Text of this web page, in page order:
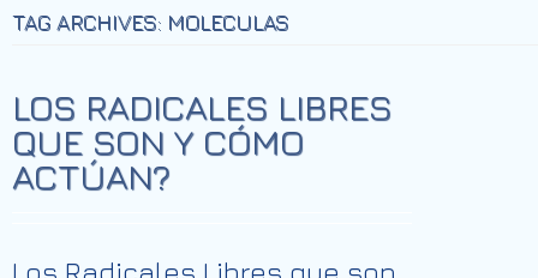
TAG ARCHIVES: MOLECULAS
LOS RADICALES LIBRES
QUE SON Y CÓMO
ACTÚAN?
Los Radicales Libres que son